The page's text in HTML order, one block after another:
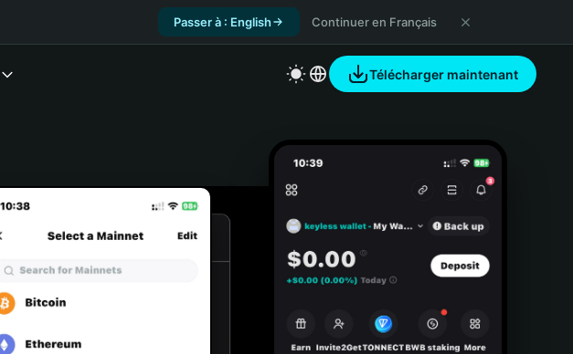
Passer à : English Continuer en Français
Télécharger maintenant